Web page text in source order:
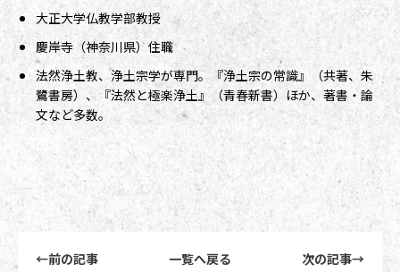
大正大学仏教学部教授
慶岸寺（神奈川県）住職
法然浄土教、浄土宗学が専門。『浄土宗の常識』（共著、朱
鷺書房）、『法然と極楽浄土』（青春新書）ほか、著書・論
文など多数。
←前の記事 一覧へ戻る 次の記事→